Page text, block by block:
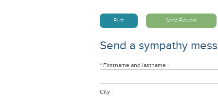
Print Send Flowers
Send a sympathy
* Firstname and lastname :
City :